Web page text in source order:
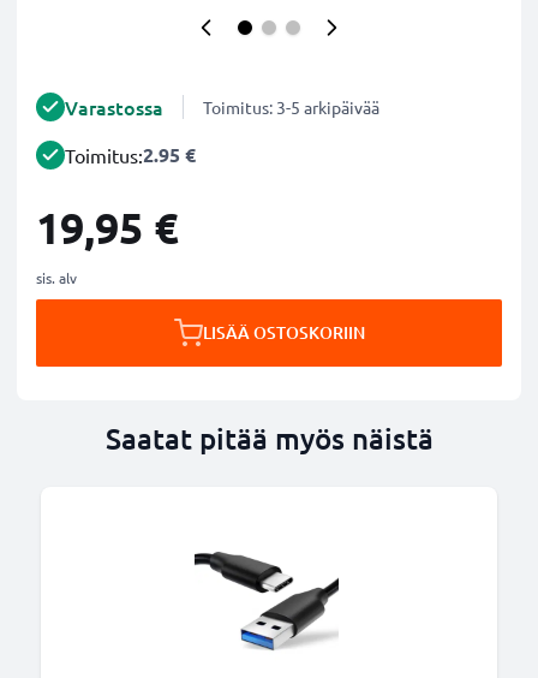
Varastossa Toimitus: 3-5 arkipäivää
Toimitus:2.95 €
19,95 €
sis. alv
LISÄÄ OSTOSKORIIN
Saatat pitää myös näistä